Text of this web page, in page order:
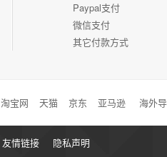
Paypal支付
微信支付
其它付款方式
淘宝网 天猫 京东 亚马逊 海外
友情链接 隐私声明